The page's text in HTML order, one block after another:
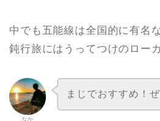
中でも五能線は全国的に有名
鈍行旅にはうってつけのロー
なか
まじでおすすめ！ぜ